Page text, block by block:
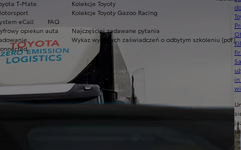
T-Mate
eCall
opiekun auta
Kolekcje Toyoty
Kolekcje Toyoty Gazoo Racing
FAQ
Najczęściej zadawane pytania
Wykaz wydanych zaświadczeń o odbytym szkoleniu (pdf)